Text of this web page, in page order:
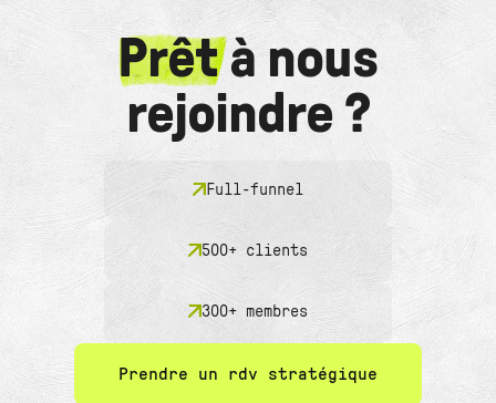
Prêtà nous
rejoindre ?
Full-funnel
500+ clients
300+ membres
Prendre un rdv stratégique